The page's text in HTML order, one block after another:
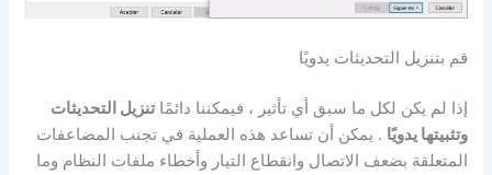
قم بتنزيل التحديثات يدويًا
إذا لم يكن لكل ما سبق أي تأثير ، فيمكننا دائمًاتنزيل التحديثات
وتثبيتها يدويًا . يمكن أن تساعد هذه العملية في تجنب المضاعفات
المتعلقة بضعف الاتصال وانقطاع التيار وأخطاء ملفات النظام وما